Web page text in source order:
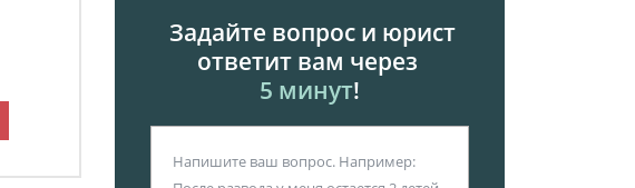
Задайте вопрос и юрист
ответит вам через
5 минут!